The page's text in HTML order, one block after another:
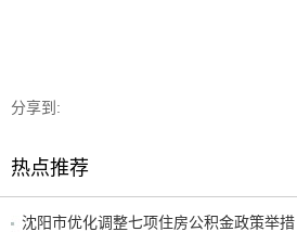
分享到:
热点推荐
沈阳市优化调整七项住房公积金政策举措